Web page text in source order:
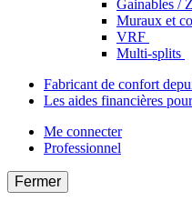
Gainables /
Muraux et
VRF
Multi-splits
Fabricant de confort
Les aides financières
Me connecter
Professionnel
Fermer